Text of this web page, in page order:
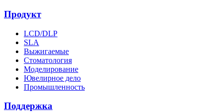
Продукт
LCD/DLP
SLA
Выжигаемые
Стоматология
Моделирование
Ювелирное дело
Промышленность
Поддержка